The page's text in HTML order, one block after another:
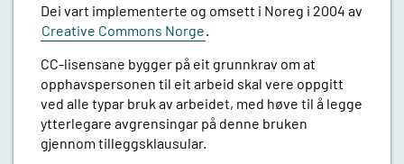
Dei vart implementerte og omsett i Noreg i 2004 av
Creative Commons Norge
CC-lisensane bygger på eit grunnkrav om at
opphavspersonen til eit arbeid skal vere oppgitt
ved alle typar bruk av arbeidet, med høve til å legge
ytterlegare avgrensingar på denne bruken
gjennom tilleggsklausular.